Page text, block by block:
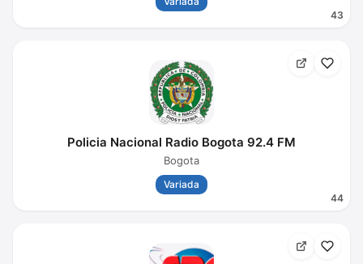
43
44
Policia Nacional Radio Bogota 92.4 FM
Bogota
Variada